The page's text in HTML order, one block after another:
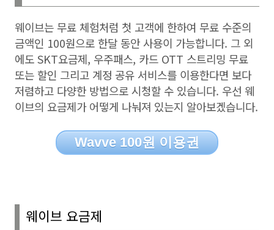
웨이브는 무료 체험처럼 첫 고객에 한하여 무료 수준의
금액인 100원으로 한달 동안 사용이 가능합니다. 그 외
에도SKT요금제, 우주패스, 카드 OTT 스트리밍 무료
또는 할인 그리고 계정 공유 서비스를 이용한다면 보다
저렴하고 다양한 방법으로 시청할 수 있습니다. 우선 웨
이브의 요금제가 어떻게 나눠져 있는지 알아보겠습니다.
Wavve 100원 이용권
웨이브 요금제